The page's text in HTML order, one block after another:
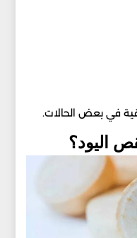
في بعض الحالات.
اليود؟